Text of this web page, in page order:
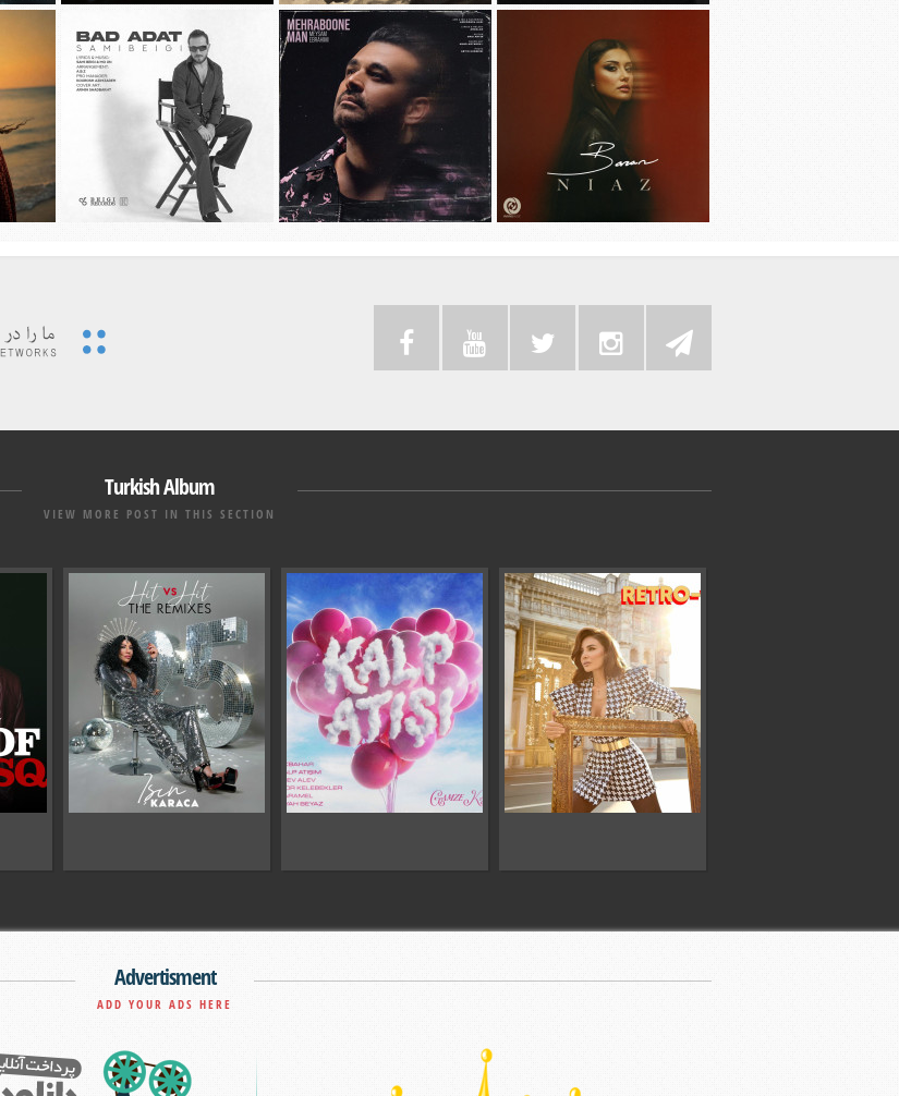
دانلود آهنگ جديد مهراد جم به نام باز
شب شد
دانلود آهنگ جديد محسن چاوشی به نام
چهل روز
دانلود آهنگ جديد مهدی جهانی به نام
دیوونه بودم
Turkish Album
VIEW MORE POST IN THIS SECTION
Advertisment
ADD YOUR ADS HERE